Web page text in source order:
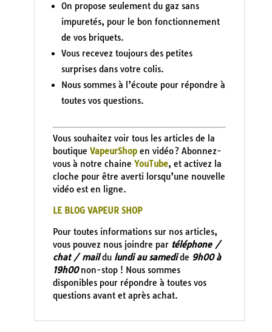
On propose seulement du gaz sans
impuretés, pour le bon fonctionnement
de vos briquets.
Vous recevez toujours des petites
surprises dans votre colis.
Nous sommes à l’écoute pour répondre à
toutes vos questions.
Vous souhaitez voir tous les articles de la
boutique VapeurShopen vidéo ? Abonnez-
vous à notre chaine YouTube, et activez la
cloche pour être averti lorsqu’une nouvelle
vidéo est en ligne.
LE BLOG VAPEUR SHOP
Pour toutes informations sur nos articles,
vous pouvez nous joindre par téléphone /
chat / maildu lundi au samedide 9h00 à
19h00non-stop ! Nous sommes
disponibles pour répondre à toutes vos
questions avant et après achat.